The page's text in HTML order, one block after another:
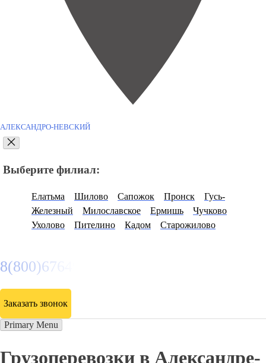
АЛЕКСАНДРО-НЕВСКИЙ
Выберите филиал:
Елатьма Шилово Сапожок Пронск
Гусь-
Железный
Милославское Ермишь
Чучково
Ухолово
Пителино Кадом Старожилово
8(800)6764935
Заказать звонок
Primary Menu
Грузоперевозки в Александре-